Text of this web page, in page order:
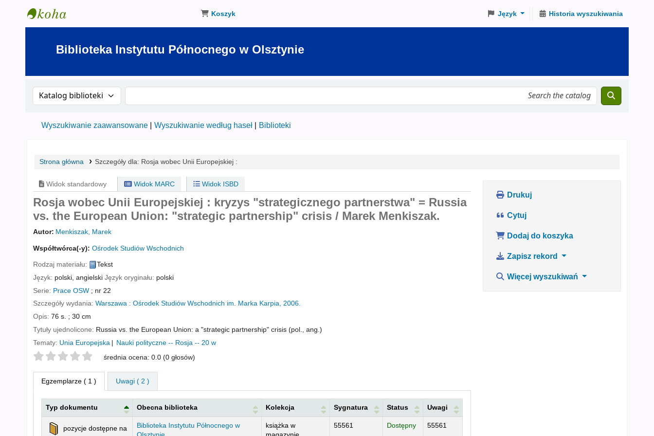
Biblioteka Instytutu Północnego w Olsztynie
Koszyk Język Historia wyszukiwania
Biblioteka Instytutu Północnego w Olsztynie
Szukaj w katalogu po:
Wyszukiwanie zaawansowane Wyszukiwanie według haseł Biblioteki
Strona główna Szczegóły dla: Rosja wobec Unii Europejskiej :
Widok standardowy Widok MARC Widok ISBD
Rosja wobec Unii Europejskiej : kryzys "strategicznego partnerstwa" = Russia
vs. the European Union: "strategic partnership" crisis / Marek Menkiszak.
Autor: Menkiszak, Marek
Współtwórca(-y): Ośrodek Studiów Wschodnich
Rodzaj materiału:
Tekst
Język: polski angielski Język oryginału: polski
Serie: Prace OSW ; nr 22
Szczegóły wydania: Warszawa : Ośrodek Studiów Wschodnich im. Marka Karpia, 2006.
Opis: 76 s. ; 30 cm
Tytuły ujednolicone: Russia vs. the European Union: a "strategic partnership" crisis (pol., ang.)
Tematy: Unia Europejska Nauki polityczne -- Rosja -- 20 w
Twoje oceny średnia ocena: 0.0 (0 głosów)
Egzemplarze ( 1 ) Uwagi ( 2 )
Egzemplarze
Typ dokumentu Obecna biblioteka Kolekcja Sygnatura Status Uwagi
pozycje dostępne na
Biblioteka Instytutu Północnego w
książka w
55561 Dostępny 55561
Drukuj
Cytuj
Dodaj do koszyka
Zapisz rekord
Więcej wyszukiwań